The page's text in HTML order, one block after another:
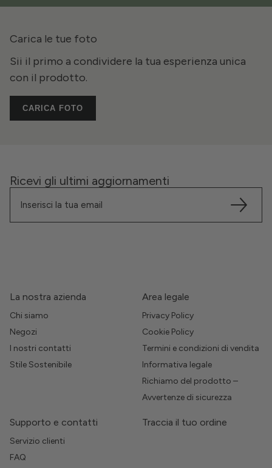
Carica le tue foto
Sii il primo a condividere la tua esperienza unica
con il prodotto.
CARICA FOTO
Ricevi gli ultimi aggiornamenti
La nostra azienda
Chi siamo
Negozi
I nostri contatti
Stile Sostenibile
Area legale
Privacy Policy
Cookie Policy
Termini e condizioni di vendita
Informativa legale
Richiamo del prodotto –
Avvertenze di sicurezza
Supporto e contatti
Servizio clienti
FAQ
Traccia il tuo ordine